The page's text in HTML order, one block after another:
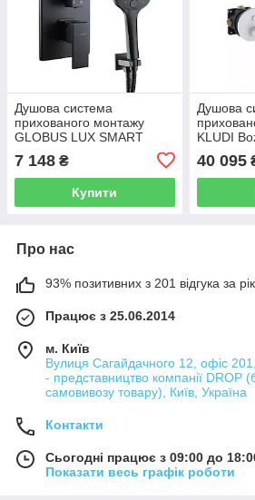
Душова система
прихованого монтажу
GLOBUS LUX SMART
GLM-205 із верхнім душем
латунь чорна 000022019
7 148 ₴
Купити
Душова
KLUDI
40 095
Про нас
93% позитивних з 201 відгука за рік
Працює з 25.06.2014
м. Київ
Вулиця Сагайдачного 12, офіс
- представництво компанії DROP
самовивозу товару), Київ, Україна
Контакти
Сьогодні працює з 09:00 до
Показати весь графік роботи